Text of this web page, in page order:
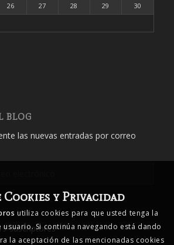
26 27 28 29
30
BLOG
las nuevas entradas por correo
suscriptores
Cookies y Privacidad
utiliza cookies para que usted tenga la
Si continúa navegando está dando
la aceptación de las mencionadas cookies